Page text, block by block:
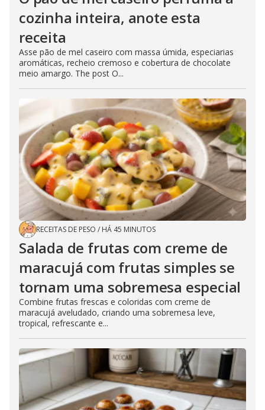
cozinha inteira, anote esta
receita
Asse pão de mel caseiro com massa úmida, especiarias
aromáticas, recheio cremoso e cobertura de chocolate
meio amargo. The post O...
RECEITAS DE PESO / HÁ 45 MINUTOS
Salada de frutas com creme de
maracujá com frutas simples se
tornam uma sobremesa especial
Combine frutas frescas e coloridas com creme de
maracujá aveludado, criando uma sobremesa leve,
tropical, refrescante e...